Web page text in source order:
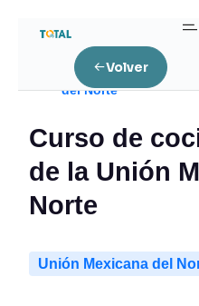
Volver
Home
Uncategorized
Curso de cocina
del Norte
Curso de
de la Unión
Norte
Unión Mexicana del